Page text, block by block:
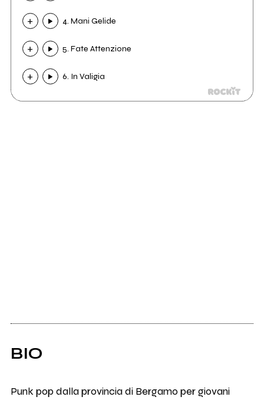
4. Mani Gelide
5. Fate Attenzione
6. In Valigia
BIO
Punk pop dalla provincia di Bergamo per giovani